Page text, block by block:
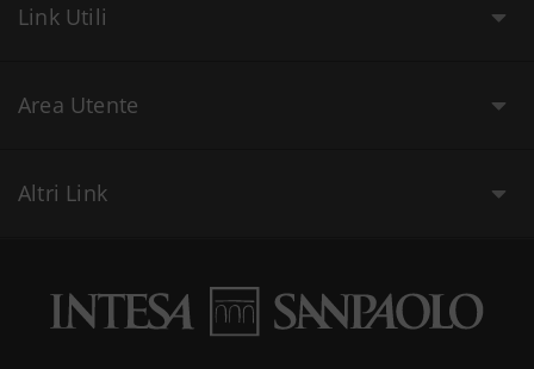
Link Utili
Area Utente
Altri Link